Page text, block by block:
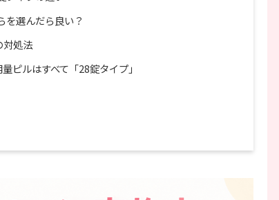
を選んだら良い？
対処法
ピルはすべて「28錠タイプ」